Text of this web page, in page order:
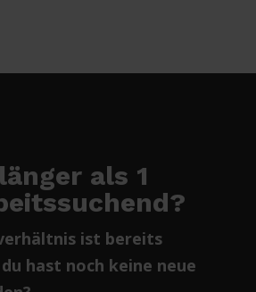
als 1
ist bereits
hast noch keine neue